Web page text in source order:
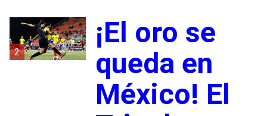
2
¡El oro se
queda en
México! El